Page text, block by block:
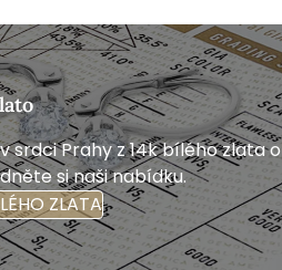
srdci Prahy z 14k bílého zlata o
si naši nabídku.
ZLATA